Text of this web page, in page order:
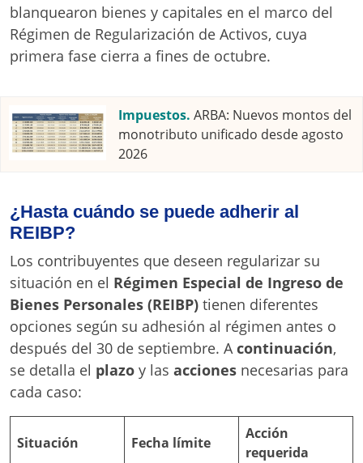
blanquearon bienes y capitales en el marco del
Régimen de Regularización de Activos, cuya
primera fase cierra a fines de octubre.
Impuestos. ARBA: Nuevos montos del
monotributo unificado desde agosto
2026
¿Hasta cuándo se puede adherir al
REIBP?
Los contribuyentes que deseen regularizar su
situación en el Régimen Especial de Ingreso de
Bienes Personales (REIBP) tienen diferentes
opciones según su adhesión al régimen antes o
después del 30 de septiembre. Acontinuación,
se detalla el plazo y las acciones necesarias para
cada caso:
Situación Fecha límite
Acción
requerida